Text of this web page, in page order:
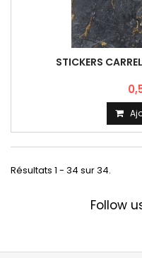
STICKERS
Résultats 1 - 34 sur 34.
Follow